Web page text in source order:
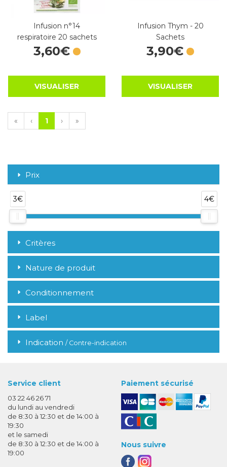
Infusion n°14
respiratoire 20 sachets
3,60€
VISUALISER
Infusion Thym - 20
Sachets
3,90€
VISUALISER
« ‹ 1 › »
Prix
3€ 4€
Critères
Nature de produit
Conditionnement
Label
Indication / Contre-indication
Service client
03 22 46 26 71
du lundi au vendredi
de 8:30 à 12:30 et de 14:00 à
19:30
et le samedi
de 8:30 à 12:30 et de 14:00 à
19:00
Paiement sécurisé
Nous suivre